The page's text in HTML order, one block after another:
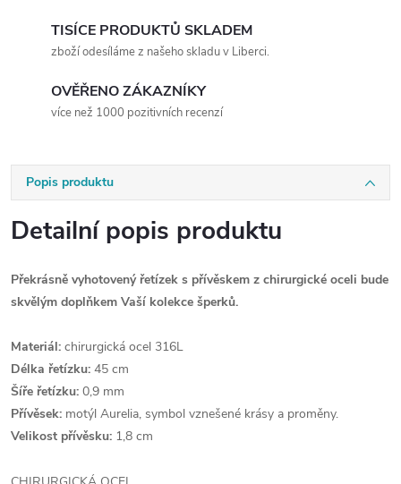
TISÍCE PRODUKTŮ SKLADEM
zboží odesíláme z našeho skladu v Liberci.
OVĚŘENO ZÁKAZNÍKY
více než 1000 pozitivních recenzí
Popis produktu
Detailní popis produktu
Překrásně vyhotovený řetízek s přívěskem z chirurgické oceli bude
skvělým doplňkem Vaší kolekce šperků.
Materiál: chirurgická ocel 316L
Délka řetízku: 45 cm
Šíře řetízku: 0,9 mm
Přívěsek: motýl Aurelia, symbol vznešené krásy a proměny.
Velikost přívěsku: 1,8 cm